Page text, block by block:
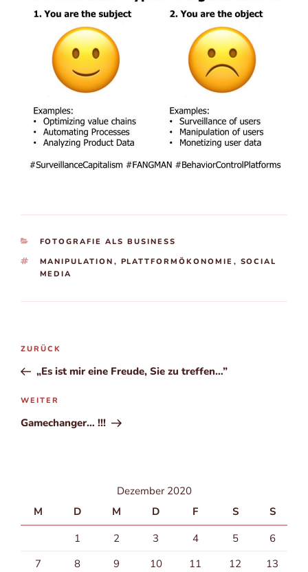
KATEGORIEN
FOTOGRAFIE ALS BUSINESS
SCHLAGWÖRTER
MANIPULATION , PLATTFORMÖKONOMIE , SOCIAL
MEDIA
Beitragsnavigation
Vorheriger
Beitrag
ZURÜCK
„Es ist mir eine Freude, Sie zu treffen…”
Nächster
Beitrag
WEITER
Gamechanger… !!!
Dezember 2020
M
D M D F S
S
1
2 3 4 5
6
7
8 9 10 11 12
13